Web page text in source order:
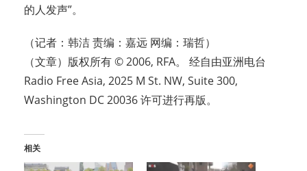
的人发声”。
（记者：韩洁 责编：嘉远 网编：瑞哲）
（文章）版权所有 © 2006, RFA。 经自由亚洲电台
Radio Free Asia, 2025 M St. NW, Suite 300,
Washington DC 20036 许可进行再版。
相关